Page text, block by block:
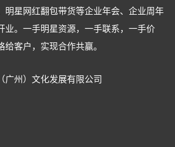
明星网红翻包带货等企业年会、企业周年
业。一手明星资源，一手联系，一手价
客户，实现合作共赢。
广州）文化发展有限公司